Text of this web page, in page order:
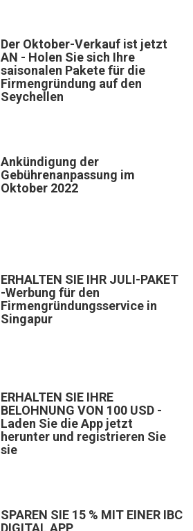
Der Oktober-Verkauf ist jetzt
AN - Holen Sie sich Ihre
saisonalen Pakete für die
Firmengründung auf den
Seychellen
Ankündigung der
Gebührenanpassung im
Oktober 2022
ERHALTEN SIE IHR JULI-PAKET
-Werbung für den
Firmengründungsservice in
Singapur
ERHALTEN SIE IHRE
BELOHNUNG VON 100 USD -
Laden Sie die App jetzt
herunter und registrieren Sie
sie
SPAREN SIE 15 % MIT EINER IBC
DIGITAL APP